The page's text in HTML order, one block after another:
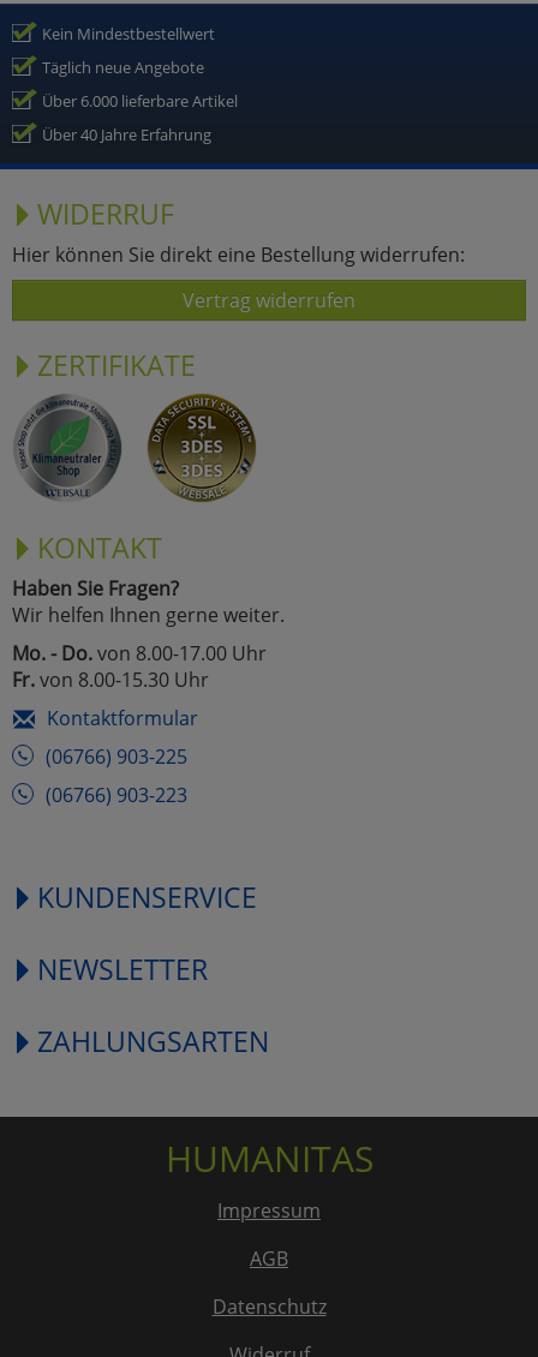
Kein Mindestbestellwert
Täglich neue Angebote
Über 6.000 lieferbare Artikel
Über 40 Jahre Erfahrung
WIDERRUF
Hier können Sie direkt eine Bestellung widerrufen:
Vertrag widerrufen
ZERTIFIKATE
KONTAKT
Haben Sie Fragen?
Wir helfen Ihnen gerne weiter.
Mo. - Do.von 8.00-17.00 Uhr
Fr.von 8.00-15.30 Uhr
Kontaktformular
(06766) 903-225
(06766) 903-223
KUNDENSERVICE
NEWSLETTER
ZAHLUNGSARTEN
HUMANITAS
Impressum
AGB
Datenschutz